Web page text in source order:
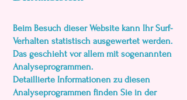
Beim Besuch dieser Website kann Ihr Surf-
Verhalten statistisch ausgewertet werden.
Das geschieht vor allem mit sogenannten
Analyseprogrammen.
Detaillierte Informationen zu diesen
Analyseprogrammen finden Sie in der